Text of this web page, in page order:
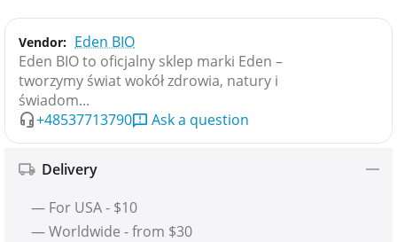
Vendor: Eden BIO
Eden BIO to oficjalny sklep marki Eden –
tworzymy świat wokół zdrowia, natury i
świadom...
+48537713790
Ask a question
Delivery
— For USA - $10
— Worldwide - from $30